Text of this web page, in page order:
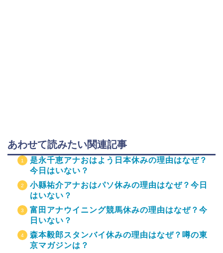
あわせて読みたい関連記事
是永千恵アナおはよう日本休みの理由はなぜ？
今日はいない？
小縣祐介アナおはパソ休みの理由はなぜ？今日
はいない？
富田アナウイニング競馬休みの理由はなぜ？今
日いない？
森本毅郎スタンバイ休みの理由はなぜ？噂の東
京マガジンは？